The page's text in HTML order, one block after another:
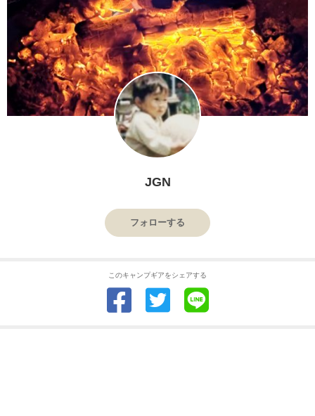
JGN
フォローする
このキャンプギアをシェアする